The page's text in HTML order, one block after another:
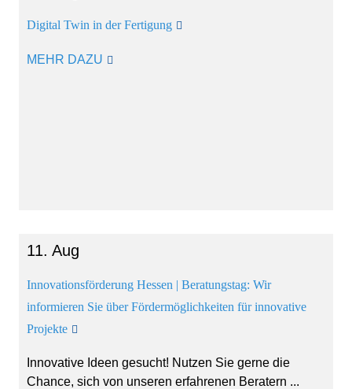
Digital Twin in der Fertigung
MEHR DAZU
11. Aug
Innovationsförderung Hessen | Beratungstag: Wir
informieren Sie über Fördermöglichkeiten für innovative
Projekte
Innovative Ideen gesucht! Nutzen Sie gerne die
Chance, sich von unseren erfahrenen Beratern ...